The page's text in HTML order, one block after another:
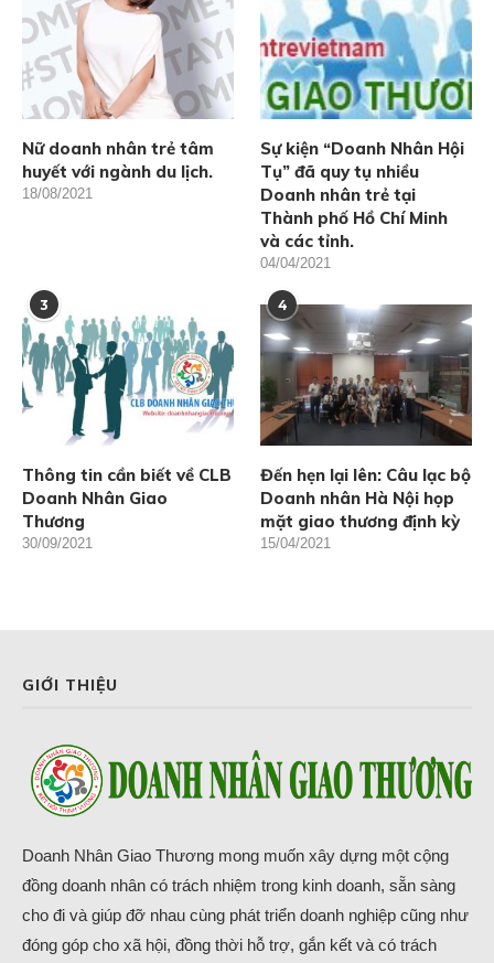
Nữ doanh nhân trẻ tâm
huyết với ngành du lịch.
18/08/2021
Sự kiện “Doanh Nhân Hội
Tụ” đã quy tụ nhiều
Doanh nhân trẻ tại
Thành phố Hồ Chí Minh
và các tỉnh.
04/04/2021
3
Thông tin cần biết về CLB
Doanh Nhân Giao
Thương
30/09/2021
4
Đến hẹn lại lên: Câu lạc bộ
Doanh nhân Hà Nội họp
mặt giao thương định kỳ
15/04/2021
GIỚI THIỆU
Doanh Nhân Giao Thương mong muốn xây dựng một cộng
đồng doanh nhân có trách nhiệm trong kinh doanh, sẵn sàng
cho đi và giúp đỡ nhau cùng phát triển doanh nghiệp cũng như
đóng góp cho xã hội, đồng thời hỗ trợ, gắn kết và có trách